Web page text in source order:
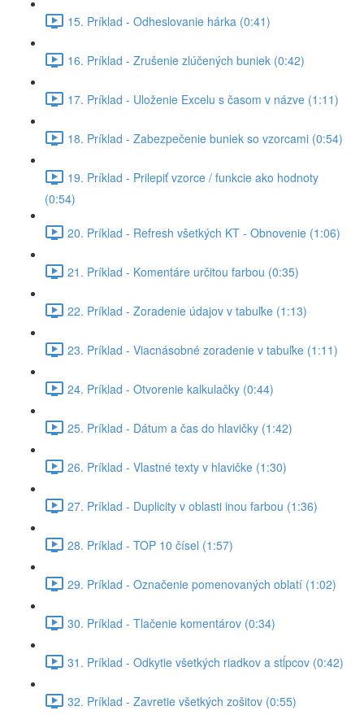
15. Príklad - Odheslovanie hárka (0:41)
16. Príklad - Zrušenie zlúčených buniek (0:42)
17. Príklad - Uloženie Excelu s časom v názve (1:11)
18. Príklad - Zabezpečenie buniek so vzorcami (0:54)
19. Príklad - Prilepiť vzorce / funkcie ako hodnoty
(0:54)
20. Príklad - Refresh všetkých KT - Obnovenie (1:06)
21. Príklad - Komentáre určitou farbou (0:35)
22. Príklad - Zoradenie údajov v tabuľke (1:13)
23. Príklad - Viacnásobné zoradenie v tabuľke (1:11)
24. Príklad - Otvorenie kalkulačky (0:44)
25. Príklad - Dátum a čas do hlavičky (1:42)
26. Príklad - Vlastné texty v hlavičke (1:30)
27. Príklad - Duplicity v oblasti inou farbou (1:36)
28. Príklad - TOP 10 čísel (1:57)
29. Príklad - Označenie pomenovaných oblatí (1:02)
30. Príklad - Tlačenie komentárov (0:34)
31. Príklad - Odkytie všetkých riadkov a stĺpcov (0:42)
32. Príklad - Zavretie všetkých zošitov (0:55)